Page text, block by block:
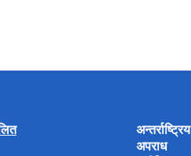
अन्तर्राष्ट्रिय
अपराध